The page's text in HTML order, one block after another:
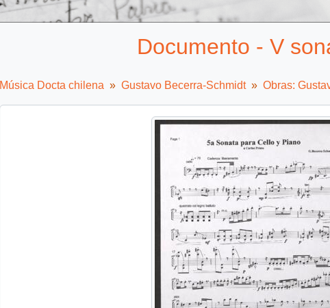
Documento - V
Música Docta chilena Gustavo Becerra-Schmidt Obras: